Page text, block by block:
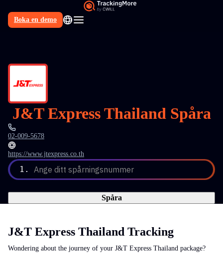
Boka en demo
J&T Express Thailand Spåra
02-009-5678
https://www.jtexpress.co.th
1. Ange ditt spårningsnummer
Spåra
J&T Express Thailand Tracking
Wondering about the journey of your J&T Express Thailand package?